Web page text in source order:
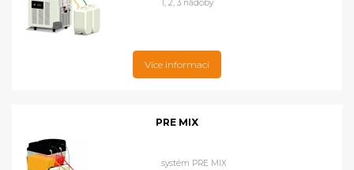
1, 2, 3 nádoby
Více informací
PRE MIX
systém PRE MIX